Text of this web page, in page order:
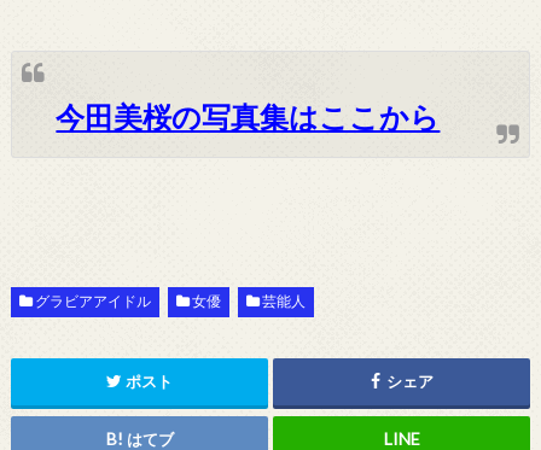
今田美桜の写真集はここから
グラビアアイドル 女優 芸能人
ポスト シェア
はてブ